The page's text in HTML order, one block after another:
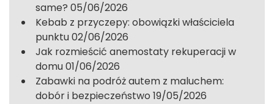
same? 05/06/2026
Kebab z przyczepy: obowiązki właściciela
punktu02/06/2026
Jak rozmieścić anemostaty rekuperacji w
domu01/06/2026
Zabawki na podróż autem z maluchem:
dobór i bezpieczeństwo 19/05/2026